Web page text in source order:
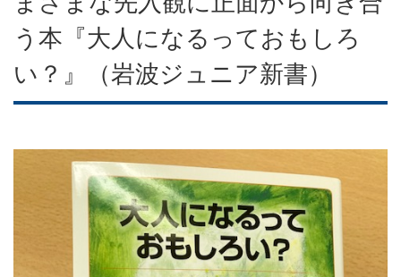
う本『大人になるっておもしろ
い？』（岩波ジュニア新書）